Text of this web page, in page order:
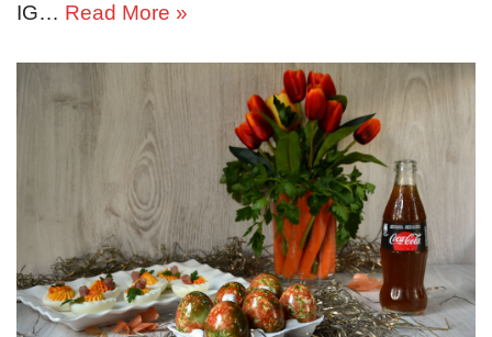
IG… Read More »